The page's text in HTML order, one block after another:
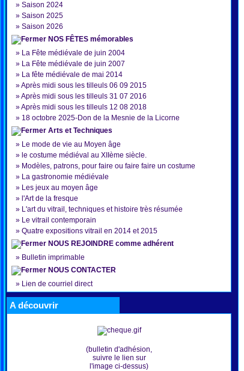
» Saison 2024
» Saison 2025
» Saison 2026
NOS FÊTES mémorables
» La Fête médiévale de juin 2004
» La Fête médiévale de juin 2007
» La fête médiévale de mai 2014
»Après midi sous les tilleuls 06 09 2015
»Après midi sous les tilleuls 31 07 2016
»Après midi sous les tilleuls 12 08 2018
» 18 octobre 2025-Don de la Mesnie de la Licorne
Arts et Techniques
» Le mode de vie au Moyen âge
» le costume médiéval au XIIème siècle.
» Modèles, patrons, pour faire ou faire faire un costume
» La gastronomie médiévale
» Les jeux au moyen âge
» l'Art de la fresque
» L'art du vitrail, techniques et histoire très résumée
» Le vitrail contemporain
» Quatre expositions vitrail en 2014 et 2015
NOUS REJOINDRE comme adhérent
» Bulletin imprimable
NOUS CONTACTER
» Lien de courriel direct
A découvrir
(bulletin d'adhésion,
suivre le lien sur
l'image ci-dessus)